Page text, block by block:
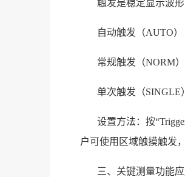
触发是稳定显示波
自动触发（AUTO
常规触发（NORM
单次触发（SINGLE
设置方法：按
户可使用区域触摸触发
三、关键测量功能应